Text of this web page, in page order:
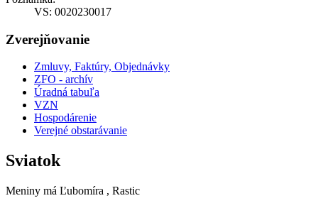
VS: 0020230017
Zverejňovanie
Zmluvy, Faktúry, Objednávky
ZFO - archív
Úradná tabuľa
VZN
Hospodárenie
Verejné obstarávanie
Sviatok
Meniny má Ľubomíra , Rastic